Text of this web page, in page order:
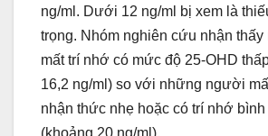
ng/ml. Dưới 12 ng/ml bị xem là
trọng. Nhóm nghiên cứu nhận
mất trí nhớ có mức độ 25-OHD
16,2 ng/ml) so với những người
nhận thức nhẹ hoặc có trí nhớ